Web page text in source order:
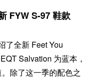
FYW S-97 鞋款
了全新 Feet You
Salvation 为蓝本，
除了这一季的配色之